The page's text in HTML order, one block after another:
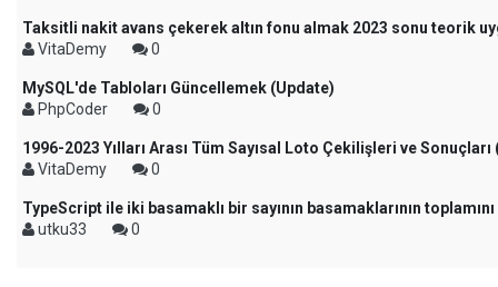
Taksitli nakit avans çekerek altın fonu almak 2023 sonu teorik
VitaDemy
0
MySQL'de Tabloları Güncellemek (Update)
PhpCoder
0
1996-2023 Yılları Arası Tüm Sayısal Loto Çekilişleri ve Sonuçları
VitaDemy
0
TypeScript ile iki basamaklı bir sayının basamaklarının
utku33
0